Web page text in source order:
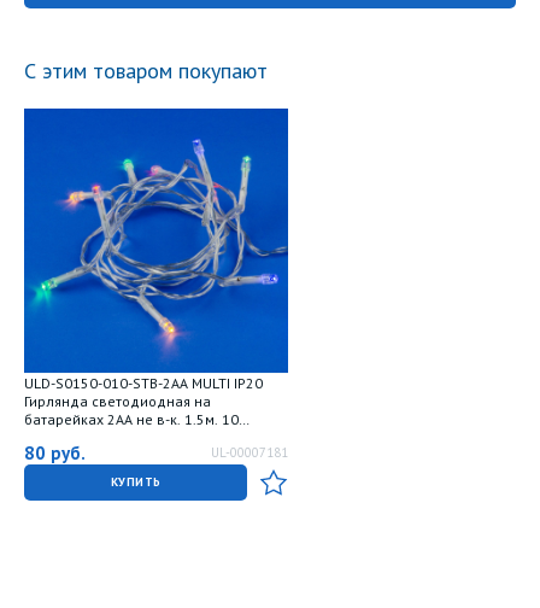
С этим товаром покупают
ULD-S0150-010-STB-2AA MULTI IP20
Гирлянда светодиодная на
батарейках 2AA не в-к. 1.5м. 10
Провод прозрачный. TM Uniel
80 руб. UL-00007181
КУПИТЬ